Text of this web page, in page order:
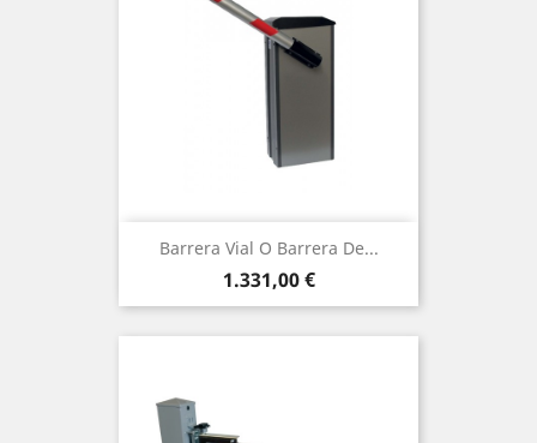
Barrera Vial O Barrera De...
Precio
1.331,00 €